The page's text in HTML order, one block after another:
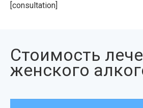
[consultation]
Стоимость
женского